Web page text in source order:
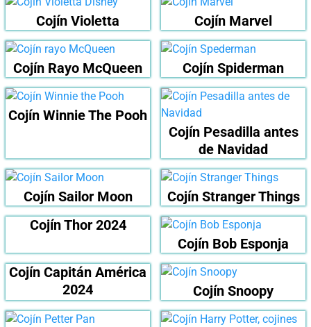
Cojín Violetta Cojín Marvel
Cojín Rayo McQueen Cojín Spiderman
Cojín Winnie The Pooh
Cojín Pesadilla antes
de Navidad
Cojín Sailor Moon
Cojín Stranger Things
Cojín Thor 2024
Cojín Bob Esponja
Cojín Capitán América
2024
Cojín Snoopy